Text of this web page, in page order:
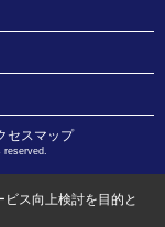
セスマップ
ス向上検討を目的と